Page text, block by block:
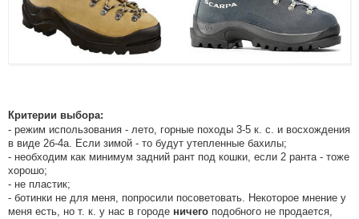
Критерии выбора:
- режим использования - лето, горные походы 3-5 к. с. и восхождения
в виде 2б-4а. Если зимой - то будут утепленные бахилы;
- необходим как минимум задний рант под кошки, если 2 ранта - тоже
хорошо;
- не пластик;
- ботинки не для меня, попросили посоветовать. Некоторое мнение у
меня есть, но т. к. у нас в городе ничего подобного не продается,